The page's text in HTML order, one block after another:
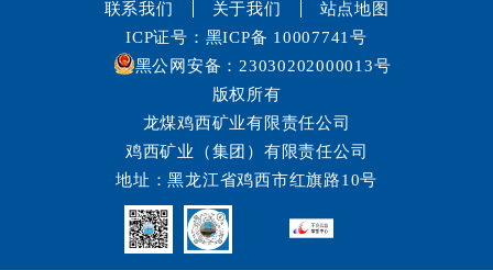
联系我们 关于我们
站点地图
ICP证号：黑ICP备 10007741号
黑公网安备：23030202000013号
版权所有
龙煤鸡西矿业有限责任公司
鸡西矿业（集团）有限责任公司
地址：黑龙江省鸡西市红旗路10号